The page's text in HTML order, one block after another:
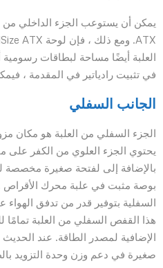
العلبة أيضًا مساحة لبطاقات
في تثبيت رادياتير في المقدمة ،
الجانب السفلي
يحتوي الجزء العلوي من الكفر على
بوصة مثبت في علبة محرك الأقراص
السفلية بتوفير قدر من تدفق الهواء
هذا القفص السفلي من العلبة تمامًا
الإضافية لمصدر الطاقة. عند
صغيرة في دعم وزن وحدة التزويد